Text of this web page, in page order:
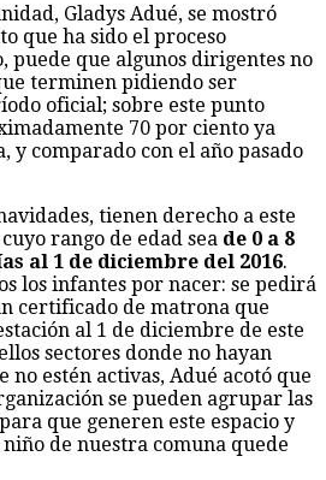
Gladys Adué, se mostró
que ha sido el proceso
puede que algunos dirigentes no
terminen pidiendo ser
oficial; sobre este punto
70 por ciento ya
y comparado con el año pasado
tienen derecho a este
rango de edad sea de 0 a 8
al 1 de diciembre del 2016.
los infantes por nacer: se pedirá
certificado de matrona que
al 1 de diciembre de este
sectores donde no hayan
no estén activas, Adué acotó que
se pueden agrupar las
que generen este espacio y
de nuestra comuna quede